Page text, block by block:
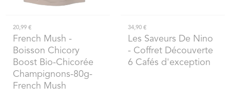
20,99 €
French Mush -
Boisson Chicory
Boost Bio-Chicorée
Champignons-80g-
French Mush
34,90 €
Les Saveurs De Nino
- Coffret Découverte
6 Cafés d'exception